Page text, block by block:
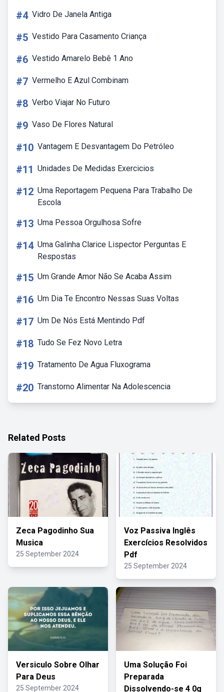
#4 Vidro De Janela Antiga
#5 Vestido Para Casamento Criança
#6 Vestido Amarelo Bebê 1 Ano
#7 Vermelho E Azul Combinam
#8 Verbo Viajar No Futuro
#9 Vaso De Flores Natural
#10 Vantagem E Desvantagem Do Petróleo
#11 Unidades De Medidas Exercicios
#12 Uma Reportagem Pequena Para Trabalho De
Escola
#13 Uma Pessoa Orgulhosa Sofre
#14 Uma Galinha Clarice Lispector Perguntas E
Respostas
#15 Um Grande Amor Não Se Acaba Assim
#16 Um Dia Te Encontro Nessas Suas Voltas
#17 Um De Nós Está Mentindo Pdf
#18 Tudo Se Fez Novo Letra
#19 Tratamento De Agua Fluxograma
#20 Transtorno Alimentar Na Adolescencia
Related Posts
Zeca Pagodinho Sua
Musica
25 September 2024
Voz Passiva Inglês
Exercícios Resolvidos
Pdf
25 September 2024
Versiculo Sobre Olhar
Para Deus
25 September 2024
Uma Solução Foi
Preparada
Dissolvendo-se 4 0g